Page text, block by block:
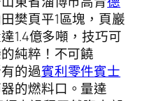
樊頁平1區塊，頁巖
1.4億多噸，技巧可
純粹！不可饒
的過賓利零件賓士
的燃料口。量達